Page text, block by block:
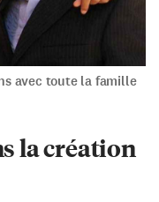
avec toute la famille
la création